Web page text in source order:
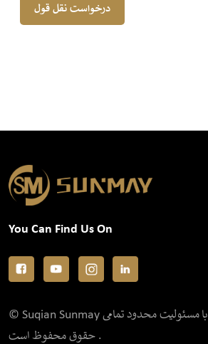
درخواست نقل قول
You Can Find Us On
© Suqian Sunmay شرکت آلومینیوم ، با مسئولیت محدود تمامی
حقوق محفوظ است .